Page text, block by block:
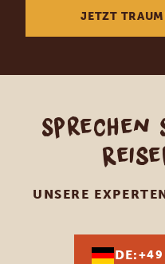
JETZT
Sprechen
UNSERE
DE:+49